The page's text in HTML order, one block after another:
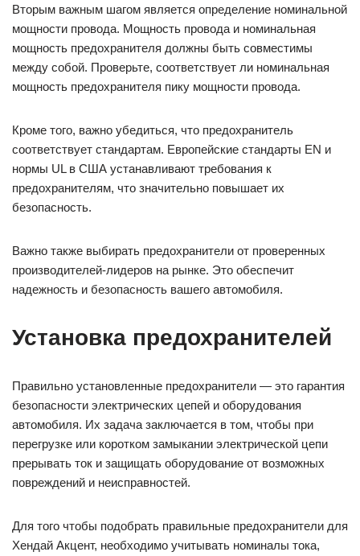
Вторым важным шагом является определение номинальной
мощности провода. Мощность провода и номинальная
мощность предохранителя должны быть совместимы
между собой. Проверьте, соответствует ли номинальная
мощность предохранителя пику мощности провода.
Кроме того, важно убедиться, что предохранитель
соответствует стандартам. Европейские стандарты EN и
нормы UL в США устанавливают требования к
предохранителям, что значительно повышает их
безопасность.
Важно также выбирать предохранители от проверенных
производителей-лидеров на рынке. Это обеспечит
надежность и безопасность вашего автомобиля.
Установка предохранителей
Правильно установленные предохранители — это гарантия
безопасности электрических цепей и оборудования
автомобиля. Их задача заключается в том, чтобы при
перегрузке или коротком замыкании электрической цепи
прерывать ток и защищать оборудование от возможных
повреждений и неисправностей.
Для того чтобы подобрать правильные предохранители для
Хендай Акцент, необходимо учитывать номиналы тока,